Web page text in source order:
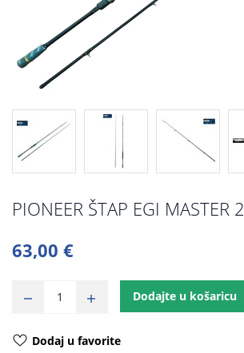
PIONEER ŠTAP EGI MASTER
63,00 €
Dodajte u košaricu
Dodaj u favorite